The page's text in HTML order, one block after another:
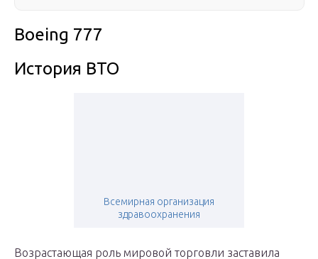
Boeing 777
История ВТО
Всемирная организация
здравоохранения
Возрастающая роль мировой торговли заставила